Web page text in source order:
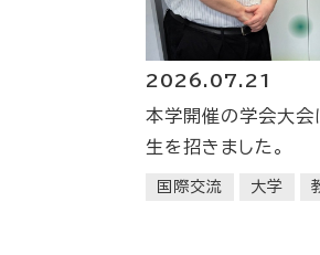
2026.07.21
本学開催の学会大会
生を招きました。
国際交流 大学